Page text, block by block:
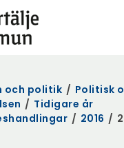
och politik / Politisk
/ Tidigare år
/ 2016 /